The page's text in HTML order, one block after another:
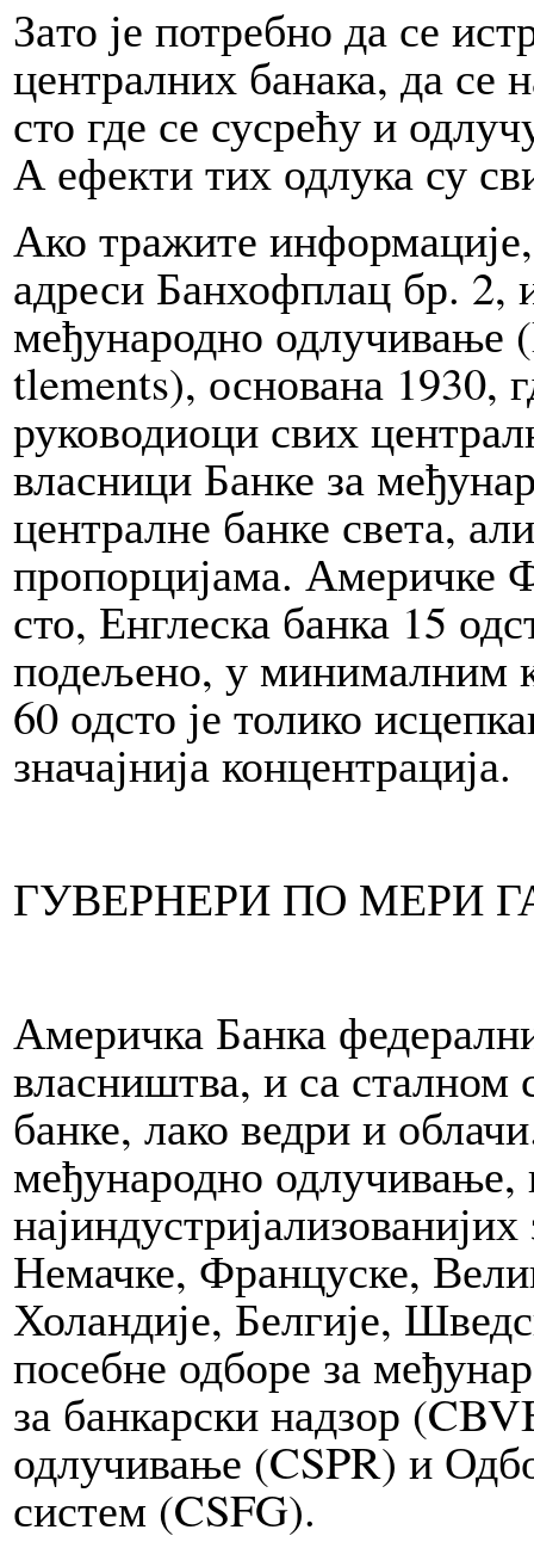
За­то је потребно да се
централних ба­на­ка, да се
сто где се сусрећу и
А еф­ек­ти тих од­лу­ка су
Ако тражите
адреси Бан­хо­фплац бр. 2,
међународно
tle­ments), осно­ва­на 1930,
руководиоци свих
власници Бан­ке за
централне бан­ке све­та,
пропорцијама. Америчке
сто, Ен­гле­ска бан­ка 15
подељено, у минималним
60 од­сто је толико
значајнија концентрација.
ГУВЕРНЕРИ ПО МЕРИ
Америчка Бан­ка
власништ­ва, и са
бан­ке, ла­ко ведри и
међународно одлучивање,
Не­мач­ке, Француске,
Холандије, Белгије,
по­себ­не одборе за
за банкарски надзор
одлучивање (CSPR) и
систем (CSFG).